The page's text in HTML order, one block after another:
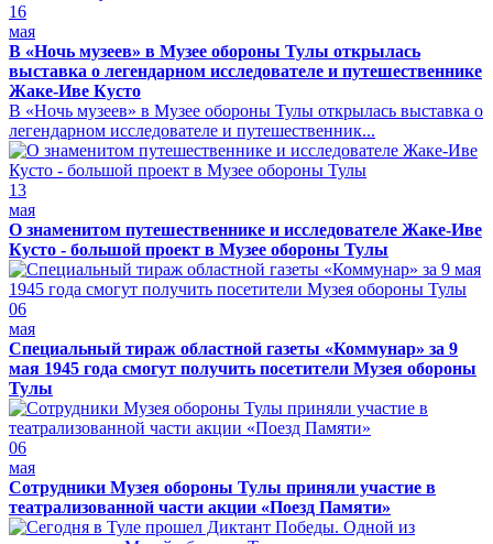
16
мая
В «Ночь музеев» в Музее обороны Тулы открылась
выставка о легендарном исследователе и путешественнике
Жаке-Иве Кусто
В «Ночь музеев» в Музее обороны Тулы открылась выставка о
легендарном исследователе и путешественник...
13
мая
О знаменитом путешественнике и исследователе Жаке-Иве
Кусто - большой проект в Музее обороны Тулы
06
мая
Специальный тираж областной газеты «Коммунар» за 9
мая 1945 года смогут получить посетители Музея обороны
Тулы
06
мая
Сотрудники Музея обороны Тулы приняли участие в
театрализованной части акции «Поезд Памяти»